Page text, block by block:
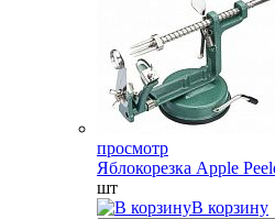
просмотр
Яблокорезка Apple
шт
В корзину